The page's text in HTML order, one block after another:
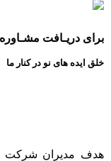
برای دریـافت
خلق ایده های نو در کنار ما
هدف مدیران شرکت